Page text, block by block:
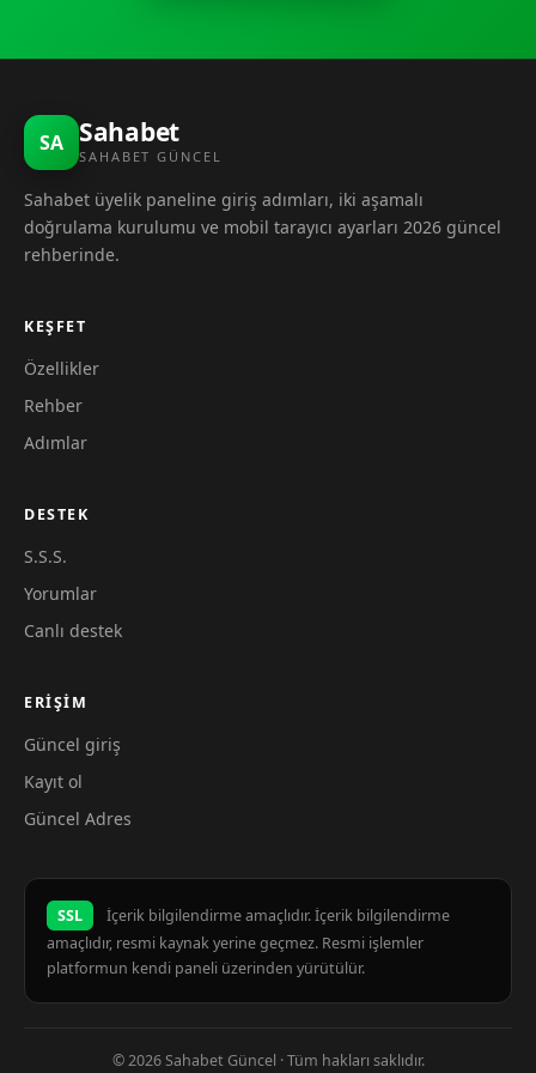
SA Sahabet
SAHABET GÜNCEL
Sahabet üyelik paneline giriş adımları, iki aşamalı
doğrulama kurulumu ve mobil tarayıcı ayarları 2026 güncel
rehberinde.
KEŞFET
Özellikler
Rehber
Adımlar
DESTEK
S.S.S.
Yorumlar
Canlı destek
ERIŞIM
Güncel giriş
Kayıt ol
Güncel Adres
SSL
İçerik bilgilendirme amaçlıdır. İçerik bilgilendirme
amaçlıdır, resmi kaynak yerine geçmez. Resmi işlemler
platformun kendi paneli üzerinden yürütülür.
© 2026 Sahabet Güncel · Tüm hakları saklıdır.